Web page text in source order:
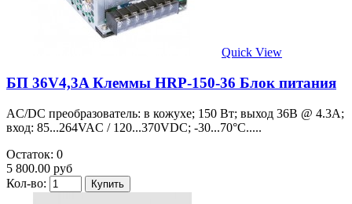
Quick View
БП 36V4,3A Клеммы HRP-150-36 Блок питания
AC/DC преобразователь: в кожухе; 150 Вт; выход 36В @ 4.3А;
вход: 85...264VAC / 120...370VDC; -30...70°C.....
Остаток: 0
5 800.00 руб
Кол-во: